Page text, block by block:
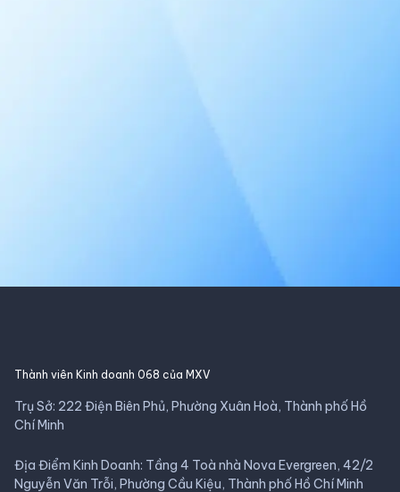
Thành viên Kinh doanh 068 của MXV
Trụ Sở: 222 Điện Biên Phủ, Phường Xuân Hoà, Thành phố Hồ
Chí Minh
Địa Điểm Kinh Doanh: Tầng 4 Toà nhà Nova Evergreen, 42/2
Nguyễn Văn Trỗi, Phường Cầu Kiệu, Thành phố Hồ Chí Minh